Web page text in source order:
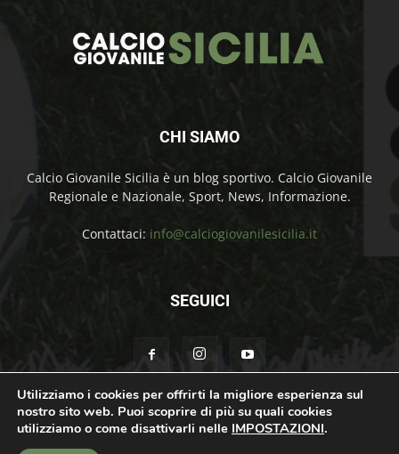
CHI SIAMO
Calcio Giovanile Sicilia è un blog sportivo. Calcio Giovanile
Regionale e Nazionale, Sport, News, Informazione.
Contattaci: info@calciogiovanilesicilia.it
SEGUICI
Chi Siamo Contatti Cookie Policy Privacy Policy
Utilizziamo i cookies per offrirti la migliore esperienza sul
nostro sito web. Puoi scoprire di più su quali cookies
utilizziamo o come disattivarli nelle IMPOSTAZIONI.